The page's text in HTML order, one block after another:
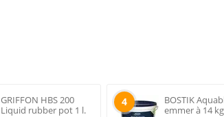
GRIFFON HBS 200
Liquid rubber pot 1 l.
4
BOSTIK
emmer à 14 kg